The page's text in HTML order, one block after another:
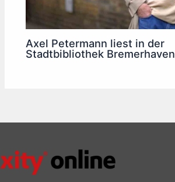
Axel Petermann liest in der
Stadtbibliothek Bremerhaven